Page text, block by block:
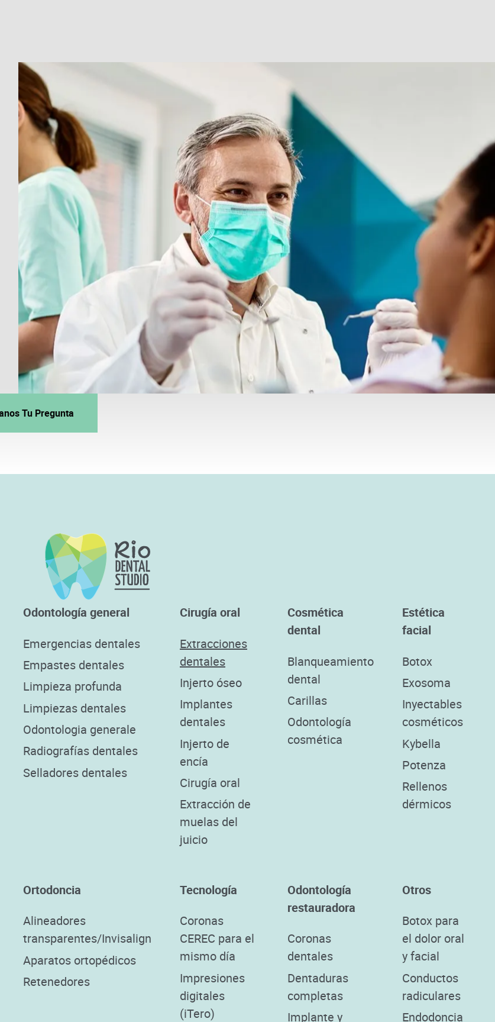
Tu Pregunta
Odontología general
Emergencias dentales
Empastes dentales
Limpieza profunda
Limpiezas dentales
Odontologia generale
Radiografías dentales
Selladores dentales
Cirugía oral
Extracciones
dentales
Injerto óseo
Implantes
dentales
Injerto de
encía
Cirugía oral
Extracción de
muelas del
juicio
Cosmética
dental
Blanqueamiento
dental
Carillas
Odontología
cosmética
Estética
facial
Botox
Exosoma
Inyectables
cosméticos
Kybella
Potenza
Rellenos
dérmicos
Ortodoncia
Alineadores
transparentes/Invisalign
Aparatos ortopédicos
Retenedores
Tecnología
Coronas
CEREC para el
mismo día
Impresiones
digitales
(iTero)
Odontología
restauradora
Coronas
dentales
Dentaduras
completas
Implante y
Otros
Botox para
el dolor oral
y facial
Conductos
radiculares
Endodoncia